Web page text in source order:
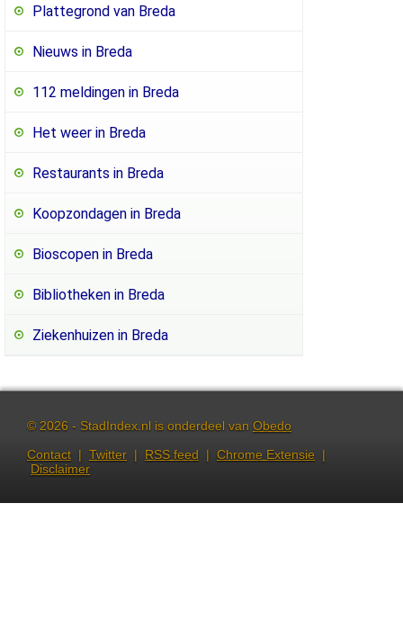
Plattegrond van Breda
Nieuws in Breda
112 meldingen in Breda
Het weer in Breda
Restaurants in Breda
Koopzondagen in Breda
Bioscopen in Breda
Bibliotheken in Breda
Ziekenhuizen in Breda
© 2026 - StadIndex.nl is onderdeel van Obedo
Contact | Twitter | RSS feed | Chrome Extensie |
Disclaimer